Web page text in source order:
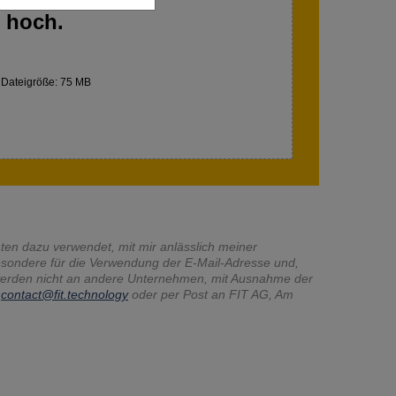
hoch.
75 MB
dazu verwendet, mit mir anlässlich meiner
für die Verwendung der E-Mail-Adresse und,
nicht an andere Unternehmen, mit Ausnahme der
contact@fit.technologyoder per Post an FIT AG, Am